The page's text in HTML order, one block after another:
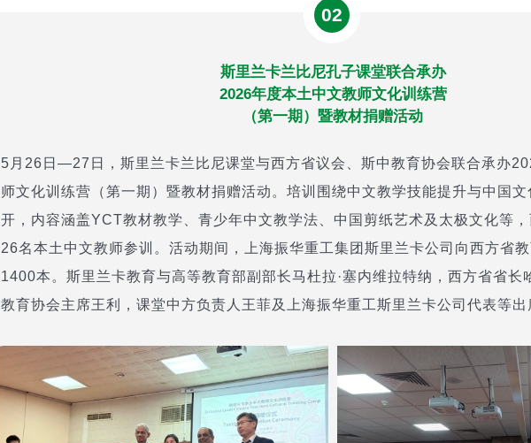
02
斯里兰卡兰比尼孔子课堂联合承办
2026年度本土中文教师文化训练营
（第一期）暨教材捐赠活动
5月26日—27日，斯里兰卡兰比尼课堂与西方省议会、斯中教育协会联合承办
师文化训练营（第一期）暨教材捐赠活动。培训围绕中文教学技能提升与中国
开，内容涵盖YCT教材教学、青少年中文教学法、中国剪纸艺术及太极文化等
26名本土中文教师参训。活动期间，上海振华重工集团斯里兰卡公司向西方省
1400本。斯里兰卡教育与高等教育部副部长马杜拉·塞内维拉特纳，西方省省长
教育协会主席王利，课堂中方负责人王菲及上海振华重工斯里兰卡公司代表等